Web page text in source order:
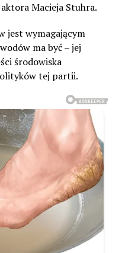
Macieja Stuhra.
jest wymagającym
ma być – jej
środowiska
tej partii.